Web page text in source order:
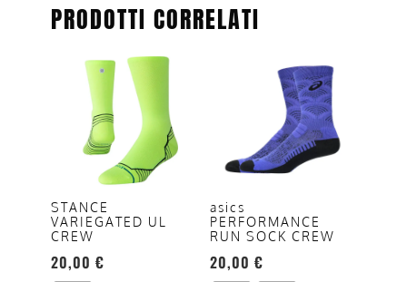
PRODOTTI CORRELATI
STANCE
VARIEGATED UL
CREW
20,00 €
Questo
prodotto
varianti.
opzioni
possono
scelte
asics
PERFORMANCE
RUN SOCK CREW
20,00 €
varianti.
opzioni
possono
scelte